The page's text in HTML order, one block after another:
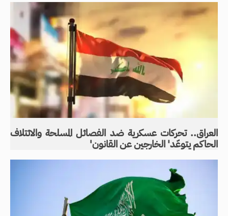
العراق.. تحركات عسكرية ضد الفصائل المسلحة والائتلاف
الحاكم يتوعّد' الخارجين عن القانون'